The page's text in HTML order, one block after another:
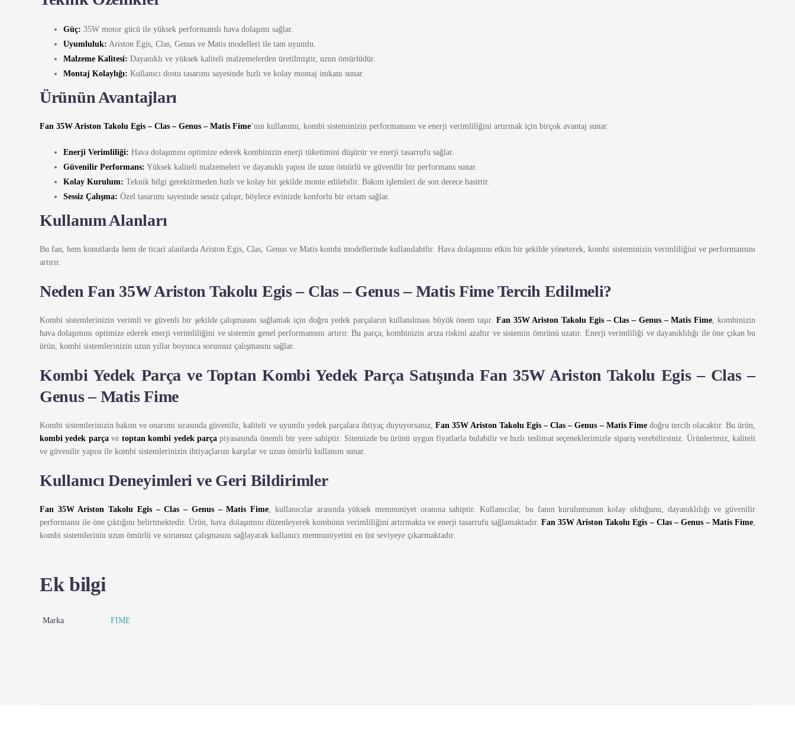
Güç: 35W motor gücü ile yüksek performanslı hava dolaşımı sağlar.
Uyumluluk: Ariston Egis, Clas, Genus ve Matis modelleri ile tam uyumlu.
Malzeme Kalitesi: Dayanıklı ve yüksek kaliteli malzemelerden üretilmiştir, uzun ömürlüdür.
Montaj Kolaylığı: Kullanıcı dostu tasarımı sayesinde hızlı ve kolay montaj imkanı sunar.
Ürünün Avantajları
Fan 35W Ariston Takolu Egis – Clas – Genus – Matis Fime’nın kullanımı, kombi sisteminizin performansını ve enerji verimliliğini artırmak için birçok avantaj sunar:
Enerji Verimliliği: Hava dolaşımını optimize ederek kombinizin enerji tüketimini düşürür ve enerji tasarrufu sağlar.
Güvenilir Performans: Yüksek kaliteli malzemeleri ve dayanıklı yapısı ile uzun ömürlü ve güvenilir bir performans sunar.
Kolay Kurulum: Teknik bilgi gerektirmeden hızlı ve kolay bir şekilde monte edilebilir. Bakım işlemleri de son derece basittir.
Sessiz Çalışma: Özel tasarımı sayesinde sessiz çalışır, böylece evinizde konforlu bir ortam sağlar.
Kullanım Alanları
Bu fan, hem konutlarda hem de ticari alanlarda Ariston Egis, Clas, Genus ve Matis kombi modellerinde kullanılabilir. Hava dolaşımını etkin bir şekilde yöneterek, kombi sisteminizin verimliliğini ve performansını
artırır.
Neden Fan 35W Ariston Takolu Egis – Clas – Genus – Matis Fime Tercih Edilmeli?
Kombi sistemlerinizin verimli ve güvenli bir şekilde çalışmasını sağlamak için doğru yedek parçaların kullanılması büyük önem taşır. Fan 35W Ariston Takolu Egis – Clas – Genus – Matis Fime, kombinizin
hava dolaşımını optimize ederek enerji verimliliğini ve sistemin genel performansını artırır. Bu parça, kombinizin arıza riskini azaltır ve sistemin ömrünü uzatır. Enerji verimliliği ve dayanıklılığı ile öne çıkan bu
ürün, kombi sistemlerinizin uzun yıllar boyunca sorunsuz çalışmasını sağlar.
Kombi Yedek Parça ve Toptan Kombi Yedek Parça Satışında Fan 35W Ariston Takolu Egis – Clas –
Genus – Matis Fime
Kombi sistemlerinizin bakım ve onarımı sırasında güvenilir, kaliteli ve uyumlu yedek parçalara ihtiyaç duyuyorsanız, Fan 35W Ariston Takolu Egis – Clas – Genus – Matis Fimedoğru tercih olacaktır. Bu ürün,
kombi yedek parçave toptan kombi yedek parça piyasasında önemli bir yere sahiptir. Sitemizde bu ürünü uygun fiyatlarla bulabilir ve hızlı teslimat seçeneklerimizle sipariş verebilirsiniz. Ürünlerimiz, kaliteli
ve güvenilir yapısı ile kombi sistemlerinizin ihtiyaçlarını karşılar ve uzun ömürlü kullanım sunar.
Kullanıcı Deneyimleri ve Geri Bildirimler
Fan 35W Ariston Takolu Egis – Clas – Genus – Matis Fime, kullanıcılar arasında yüksek memnuniyet oranına sahiptir. Kullanıcılar, bu fanın kurulumunun kolay olduğunu, dayanıklılığı ve güvenilir
performansı ile öne çıktığını belirtmektedir. Ürün, hava dolaşımını düzenleyerek kombinin verimliliğini artırmakta ve enerji tasarrufu sağlamaktadır.Fan 35W Ariston Takolu Egis – Clas – Genus – Matis Fime,
kombi sistemlerinin uzun ömürlü ve sorunsuz çalışmasını sağlayarak kullanıcı memnuniyetini en üst seviyeye çıkarmaktadır.
Ek bilgi
Marka FIME